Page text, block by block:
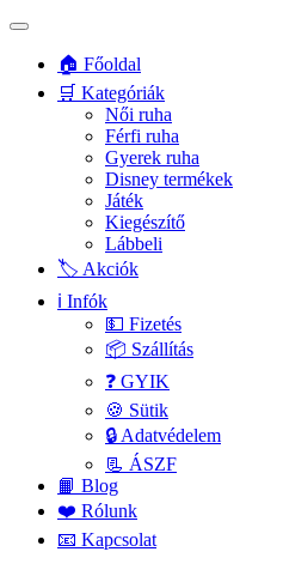
🏠 Főoldal
🛒 Kategóriák
Női ruha
Férfi ruha
Gyerek ruha
Disney termékek
Játék
Kiegészítő
Lábbeli
🏷️ Akciók
ℹ️ Infók
💵 Fizetés
📦 Szállítás
❓ GYIK
🍪 Sütik
🔒 Adatvédelem
📃 ÁSZF
📙 Blog
❤️ Rólunk
📧 Kapcsolat